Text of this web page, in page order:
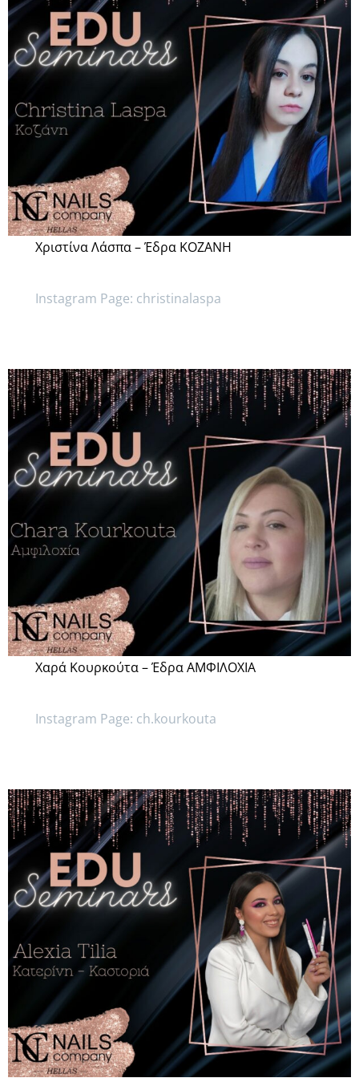
Χριστίνα Λάσπα – Έδρα ΚΟΖΑΝΗ
Instagram Page: christinalaspa
Χαρά Κουρκούτα – Έδρα ΑΜΦΙΛΟΧΙΑ
Instagram Page: ch.kourkouta